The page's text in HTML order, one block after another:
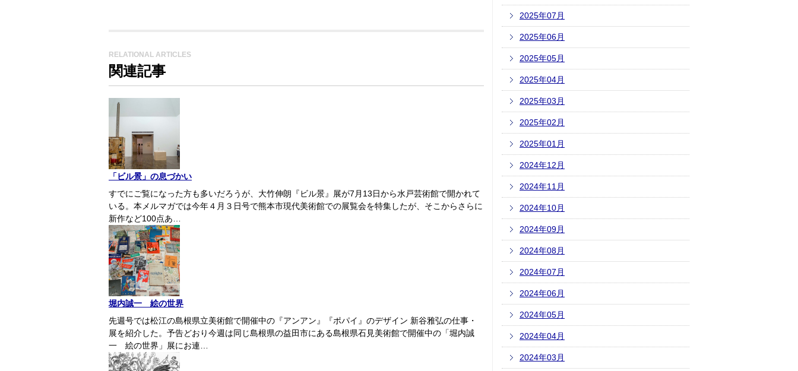
RELATIONAL ARTICLES
関連記事
「ビル景」の息づかい
すでにご覧になった方も多いだろうが、大竹伸朗『ビル景』展が7月13日から水戸芸術館で開かれて
いる。本メルマガでは今年４月３日号で熊本市現代美術館での展覧会を特集したが、そこからさらに
新作など100点あ…
堀内誠一 絵の世界
先週号では松江の島根県立美術館で開催中の『アンアン』『ポパイ』のデザイン 新谷雅弘の仕事・
展を紹介した。予告どおり今週は同じ島根県の益田市にある島根県石見美術館で開催中の「堀内誠
一 絵の世界」展にお連…
2025年07月
2025年06月
2025年05月
2025年04月
2025年03月
2025年02月
2025年01月
2024年12月
2024年11月
2024年10月
2024年09月
2024年08月
2024年07月
2024年06月
2024年05月
2024年04月
2024年03月